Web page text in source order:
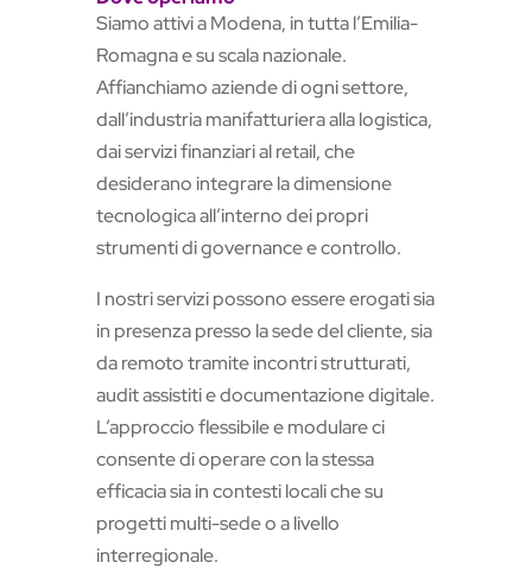
Siamo attivi a Modena, in tutta l’Emilia-
Romagna e su scala nazionale.
Affianchiamo aziende di ogni settore,
dall’industria manifatturiera alla logistica,
dai servizi finanziari al retail, che
desiderano integrare la dimensione
tecnologica all’interno dei propri
strumenti di governance e controllo.
I nostri servizi possono essere erogati sia
in presenza presso la sede del cliente, sia
da remoto tramite incontri strutturati,
audit assistiti e documentazione digitale.
L’approccio flessibile e modulare ci
consente di operare con la stessa
efficacia sia in contesti locali che su
progetti multi-sede o a livello
interregionale.